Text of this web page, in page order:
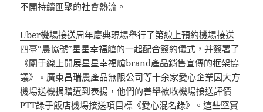
不開持續匯聚的社會熱流。
Uber機場接送周年慶典現場舉行了第線上預約機場接送
四臺“農協號”星星幸福艙的一起配合簽約儀式，并簽署了
《關于線上開展星星幸福艙brand產品銷售宣傳的框架協
議》。廣東昌瑞農產品無限公司等十余家愛心企業因大方
機場送機捐贈遭到表揚，他們的善舉被收機場接送評價
PTT錄于飯店機場接送項目標《愛心混名錄》。這些堅實